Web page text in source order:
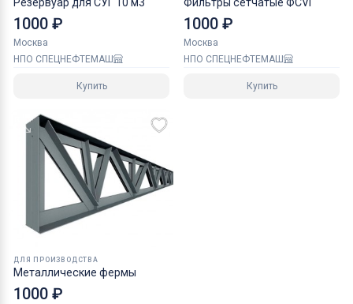
1000 ₽
Москва
НПО СПЕЦНЕФТЕМАШ
Купить
1000 ₽
Москва
НПО СПЕЦНЕФТЕМАШ
Купить
ДЛЯ ПРОИЗВОДСТВА
Металлические фермы
1000 ₽